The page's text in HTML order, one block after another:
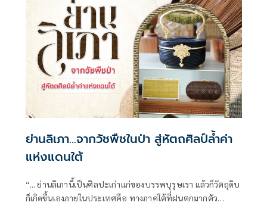
ย่านลิเภา…จากวัชพืชในป่า สู่หัตถศิลป์ล้ำค่า
แห่งแดนใต้
“... ย่านลิเภานี้เป็นศิลปะเก่าแก่ของบรรพบุรุษเรา แล้วก็วัตถุดิบ
ก็เกิดขึ้นเองภายในประเทศคือ ทางภาคใต้ที่ฝนตกมากตัว